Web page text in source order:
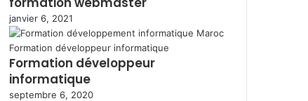
janvier 6, 2021
Formation développeur
informatique
septembre 6, 2020